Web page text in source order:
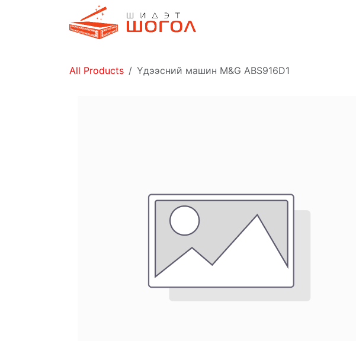
All Products Үдээсний машин M&G ABS916D1